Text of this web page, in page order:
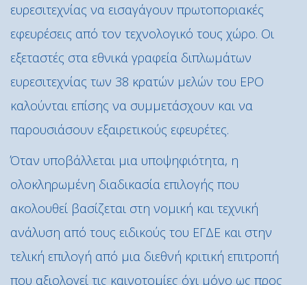
ευρεσιτεχνίας να εισαγάγουν πρωτοποριακές
εφευρέσεις από τον τεχνολογικό τους χώρο. Οι
εξεταστές στα εθνικά γραφεία διπλωμάτων
ευρεσιτεχνίας των 38 κρατών μελών του EPO
καλούνται επίσης να συμμετάσχουν και να
παρουσιάσουν εξαιρετικούς εφευρέτες.
Όταν υποβάλλεται μια υποψηφιότητα, η
ολοκληρωμένη διαδικασία επιλογής που
ακολουθεί βασίζεται στη νομική και τεχνική
ανάλυση από τους ειδικούς του ΕΓΔΕ και στην
τελική επιλογή από μια διεθνή κριτική επιτροπή
που αξιολογεί τις καινοτομίες όχι μόνο ως προς